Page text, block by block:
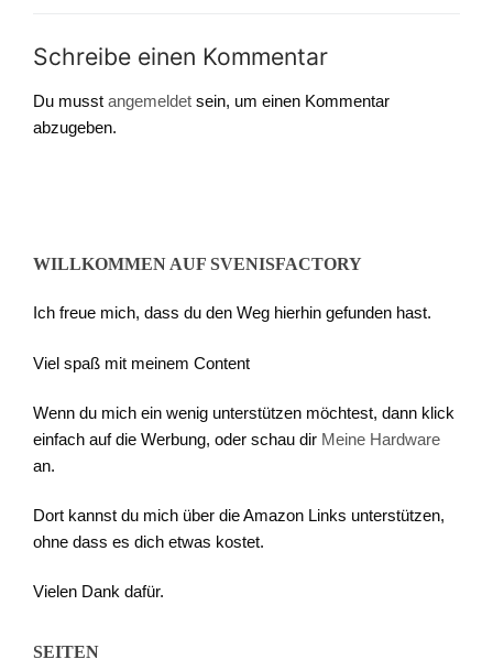
Schreibe einen Kommentar
Du musst angemeldet sein, um einen Kommentar
abzugeben.
WILLKOMMEN AUF SVENISFACTORY
Ich freue mich, dass du den Weg hierhin gefunden hast.
Viel spaß mit meinem Content
Wenn du mich ein wenig unterstützen möchtest, dann klick
einfach auf die Werbung, oder schau dir Meine Hardware
an.
Dort kannst du mich über die Amazon Links unterstützen,
ohne dass es dich etwas kostet.
Vielen Dank dafür.
SEITEN